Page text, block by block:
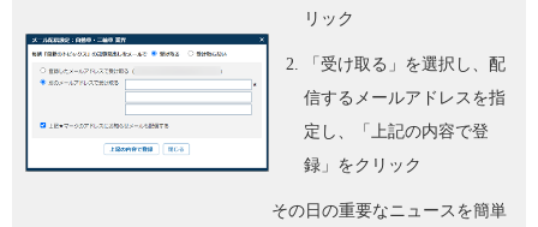
リック
「受け取る」を選択し、配
信するメールアドレスを指
定し、「上記の内容で登
録」をクリック
その日の重要なニュースを簡単